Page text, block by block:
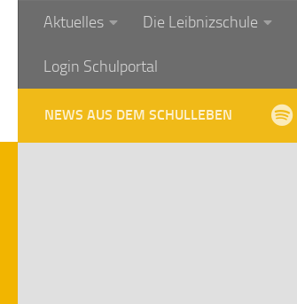
Zum Inhalt springen
Aktuelles Die Leibnizschule
Login Schulportal
NEWS AUS DEM SCHULLEBEN